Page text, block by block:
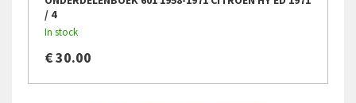
/ 4
In stock
€ 30.00